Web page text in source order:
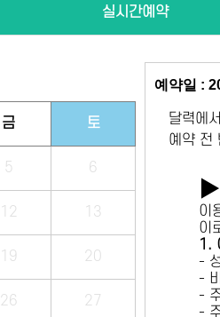
실시간예약
금 토
5 6
12 13
19 20
26 27
예약일 :
달력에
예약 전
이
이
1.
-
-
-
-